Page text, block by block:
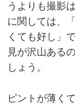
うよりも撮影
に関しては、
くても好し」
見が沢山ある
しょう。
ピントが薄く